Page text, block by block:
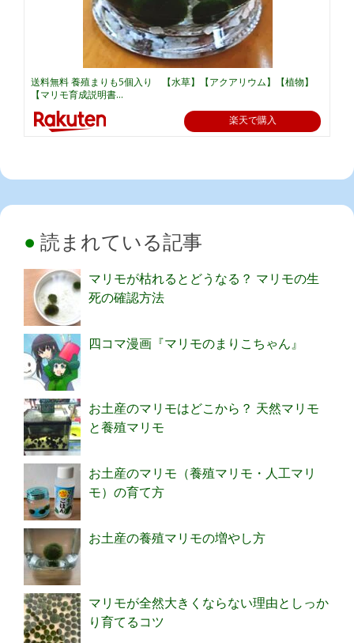
送料無料 養殖まりも5個入り 【水草】【アクアリウム】【植物】
【マリモ育成説明書...
楽天で購入
読まれている記事
マリモが枯れるとどうなる？ マリモの生
死の確認方法
四コマ漫画『マリモのまりこちゃん』
お土産のマリモはどこから？ 天然マリモ
と養殖マリモ
お土産のマリモ（養殖マリモ・人工マリ
モ）の育て方
お土産の養殖マリモの増やし方
マリモが全然大きくならない理由としっか
り育てるコツ